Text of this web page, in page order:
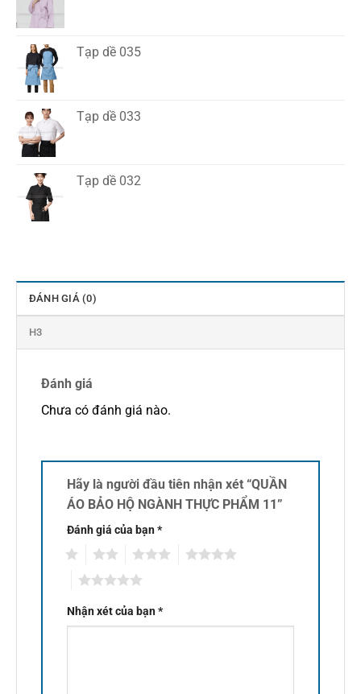
Tạp dề 035
Tạp dề 033
Tạp dề 032
ĐÁNH GIÁ (0)
H3
Đánh giá
Chưa có đánh giá nào.
Hãy là người đầu tiên nhận xét “QUẦN
ÁO BẢO HỘ NGÀNH THỰC PHẨM 11”
Đánh giá của bạn*
Nhận xét của bạn*